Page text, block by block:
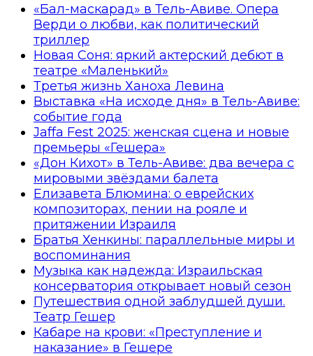
«Бал-маскарад» в Тель-Авиве. Опера
Верди о любви, как политический
триллер
Новая Соня: яркий актерский дебют в
театре «Маленький»
Третья жизнь Ханоха Левина
Выставка «На исходе дня» в Тель-Авиве:
событие года
Jaffa Fest 2025: женская сцена и новые
премьеры «Гешера»
«Дон Кихот» в Тель-Авиве: два вечера с
мировыми звёздами балета
Елизавета Блюмина: о еврейских
композиторах, пении на рояле и
притяжении Израиля
Братья Хенкины: параллельные миры и
воспоминания
Музыка как надежда: Израильская
консерватория открывает новый сезон
Путешествия одной заблудшей души.
Театр Гешер
Кабаре на крови: «Преступление и
наказание» в Гешере